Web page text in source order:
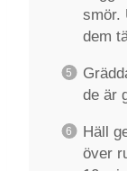
smör.
dem
de är
Häll
över